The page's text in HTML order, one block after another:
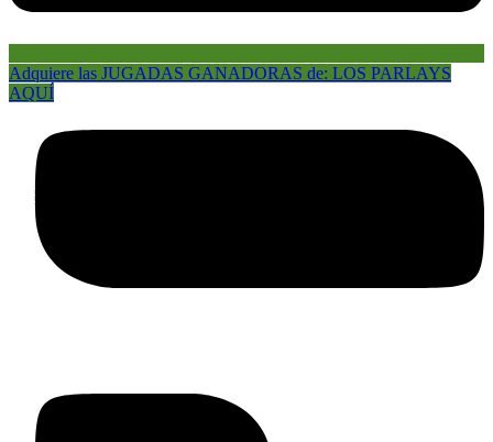
Adquiere las JUGADAS GANADORAS de: LOS PARLAYS
AQUÍ